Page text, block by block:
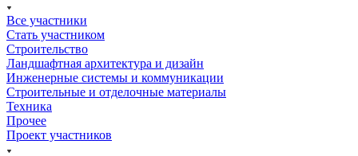
Все участники
Стать участником
Строительство
Ландшафтная архитектура и дизайн
Инженерные системы и коммуникации
Строительные и отделочные материалы
Техника
Прочее
Проект участников